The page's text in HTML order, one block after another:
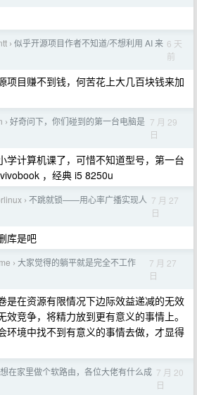
› 似乎开源项目作者不知道/不想利用 AI 来 6 天
前
项目赚不到钱，何苦花上大几百块钱来加
› 好奇问下，你们碰到的第一台电脑是 7 月 29
日
学计算机课了，可惜不知道型号，第一台
，经典 i5 8250u
› 不跳就锁——用心率广播实现人 7 月 27
日
库是吧
› 大家觉得的躺平就是完全不工作
7 月 27
日
是在资源有限情况下边际效益递减的无效
竞争，将精力放到更有意义的事情上。
环境中找不到有意义的事情去做，才显得
想在家里做个软路由，各位大佬有什么成 7 月 20
日